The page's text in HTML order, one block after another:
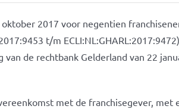
2017 voor negentien
t/m
de rechtbank Gelderland van 22
met de franchisegever, met